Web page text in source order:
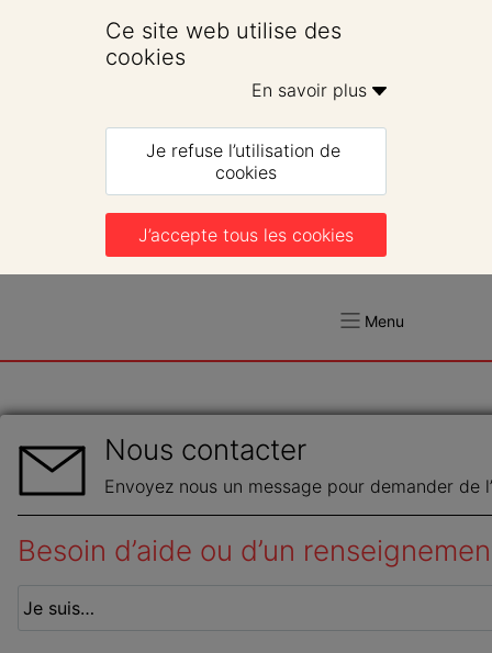
Ce site web utilise des
cookies
En savoir plus
Je refuse l’utilisation de
cookies
J’accepte tous les cookies
Menu
Nous contacter
Envoyez nous un message pour demander de
Besoin d’aide ou d’un